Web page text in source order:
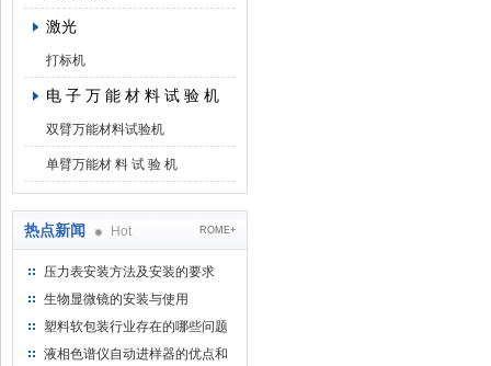
激光
打标机
电 子 万 能 材 料 试 验 机
双臂万能材料试验机
单臂万能材 料 试 验 机
热点新闻 Hot ROME+
压力表安装方法及安装的要求
生物显微镜的安装与使用
塑料软包装行业存在的哪些问题
液相色谱仪自动进样器的优点和